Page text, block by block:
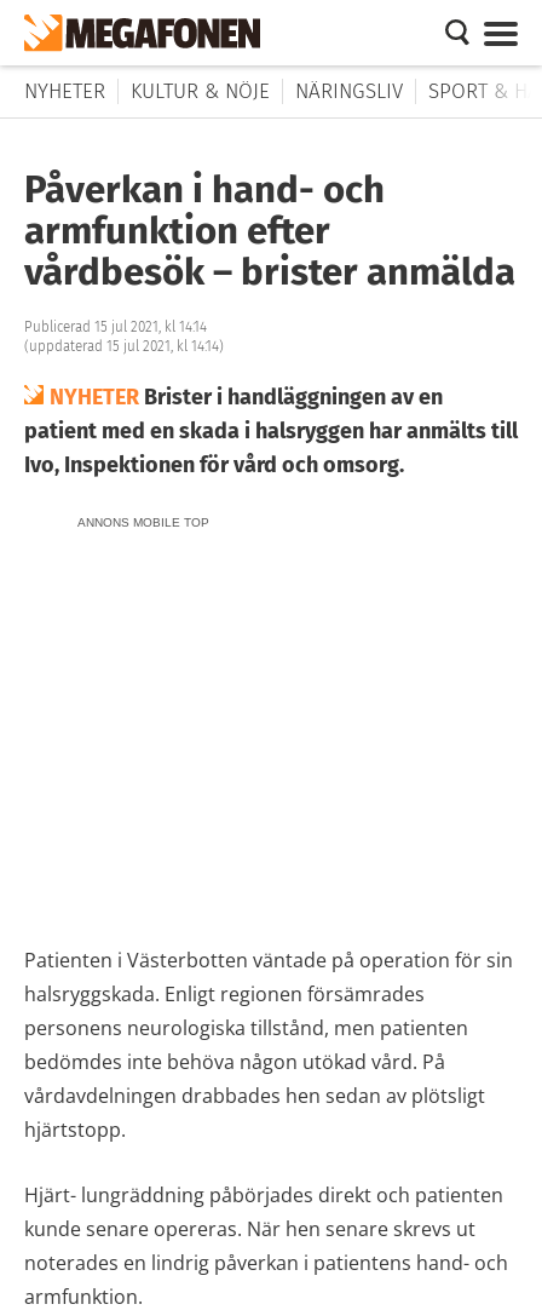
NYHETER KULTUR & NÖJE NÄRINGSLIV SPORT &
Påverkan i hand- och
armfunktion efter
vårdbesök – brister anmälda
Publicerad 15 jul 2021, kl 14:14
(uppdaterad 15 jul 2021, kl 14:14)
NYHETER Brister i handläggningen av en
patient med en skada i halsryggen har anmälts till
Ivo, Inspektionen för vård och omsorg.
ANNONS MOBILE TOP
Patienten i Västerbotten väntade på operation för sin
halsryggskada. Enligt regionen försämrades
personens neurologiska tillstånd, men patienten
bedömdes inte behöva någon utökad vård. På
vårdavdelningen drabbades hen sedan av plötsligt
hjärtstopp.
Hjärt- lungräddning påbörjades direkt och patienten
kunde senare opereras. När hen senare skrevs ut
noterades en lindrig påverkan i patientens hand- och
armfunktion.